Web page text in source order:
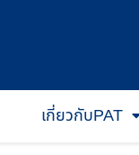
เกี่ยวกับPAT